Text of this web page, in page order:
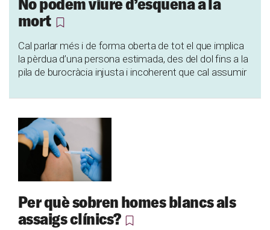
mort
Cal parlar més i de forma oberta de tot el que implica
la pèrdua d’una persona estimada, des del dol fins a la
pila de burocràcia injusta i incoherent que cal assumir
Per què sobren homes blancs als
assaigs clínics?